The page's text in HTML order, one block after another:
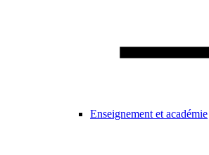
Enseignement et académie